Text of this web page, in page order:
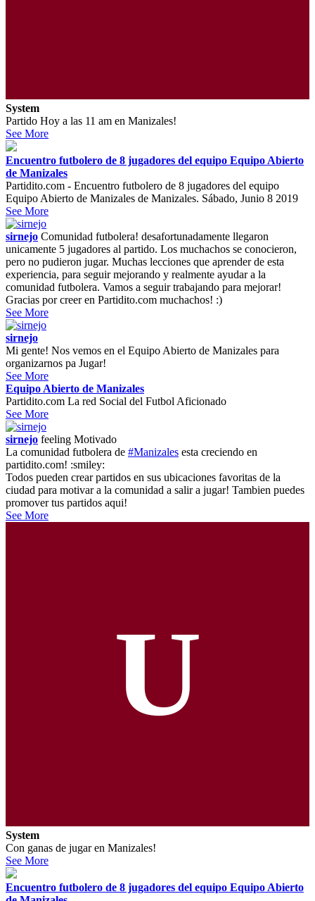
System
Partido Hoy a las 11 am en Manizales!
See More
Encuentro futbolero de 8 jugadores del equipo Equipo Abierto
de Manizales
Partidito.com - Encuentro futbolero de 8 jugadores del equipo
Equipo Abierto de Manizales de Manizales. Sábado, Junio 8 2019
See More
sirnejo Comunidad futbolera! desafortunadamente llegaron
unicamente 5 jugadores al partido. Los muchachos se conocieron,
pero no pudieron jugar. Muchas lecciones que aprender de esta
experiencia, para seguir mejorando y realmente ayudar a la
comunidad futbolera. Vamos a seguir trabajando para mejorar!
Gracias por creer en Partidito.com muchachos! :)
See More
sirnejo
Mi gente! Nos vemos en el Equipo Abierto de Manizales para
organizarnos pa Jugar!
See More
Equipo Abierto de Manizales
Partidito.com La red Social del Futbol Aficionado
See More
sirnejo feeling Motivado
La comunidad futbolera de #Manizales esta creciendo en
partidito.com! :smiley:
Todos pueden crear partidos en sus ubicaciones favoritas de la
ciudad para motivar a la comunidad a salir a jugar! Tambien puedes
promover tus partidos aqui!
See More
U
System
Con ganas de jugar en Manizales!
See More
Encuentro futbolero de 8 jugadores del equipo Equipo Abierto